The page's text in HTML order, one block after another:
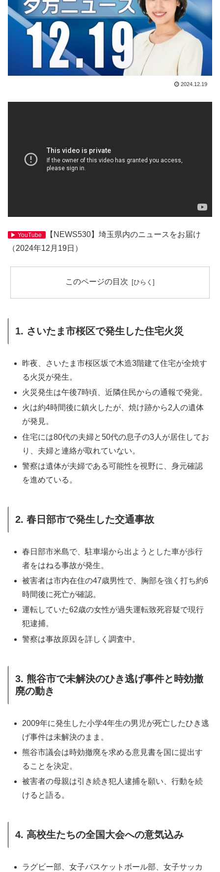
2024.12.19
▶ YouTube
【NEWS530】埼玉県内のニュースをお届け
（2024年12月19日）
このページの目次
1. さいたま市桜区で発生した住宅火災
昨夜、さいたま市桜区坂で木造3階建て住宅が全焼す
る火災が発生。
火災発生は午後7時頃、近隣住民からの通報で発覚。
火は約4時間後に鎮火したが、焼け跡から2人の遺体
が発見。
住宅には80代の夫婦と50代の息子の3人が居住してお
り、夫婦と連絡が取れていない。
警察は遺体が夫婦である可能性を視野に、身元確認
を進めている。
2. 春日部市で発生した交通事故
春日部市米島で、駐車場から出ようとした車が歩行
者をはねる事故が発生。
被害者は市内在住の47歳男性で、胸部を強く打ち約6
時間後に死亡が確認。
運転していた62歳の女性が過失運転致死容疑で現行
犯逮捕。
警察は事故原因を詳しく調査中。
3. 熊谷市で未解決のひき逃げ事件と時効撤
廃の動き
2009年に発生した小学4年生の男児が死亡したひき逃
げ事件は未解決のまま。
熊谷市議会は時効撤廃を求める意見書を国に提出す
ることを決定。
被害者の母親は引き続き犯人逮捕を願い、行動を続
けると語る。
4. 高校生たちの全国大会への意気込み
ラグビー部、女子バスケットボール部、女子サッカ